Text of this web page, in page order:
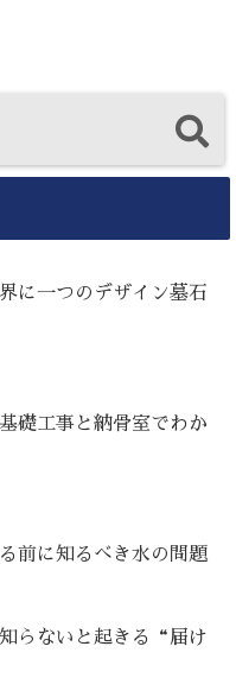
に一つのデザイン墓石
礎工事と納骨室でわか
前に知るべき水の問題
らないと起きる“届け